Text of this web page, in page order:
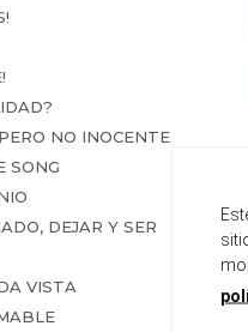
NO INOCENTE
SONG
DEJAR Y SER
VISTA